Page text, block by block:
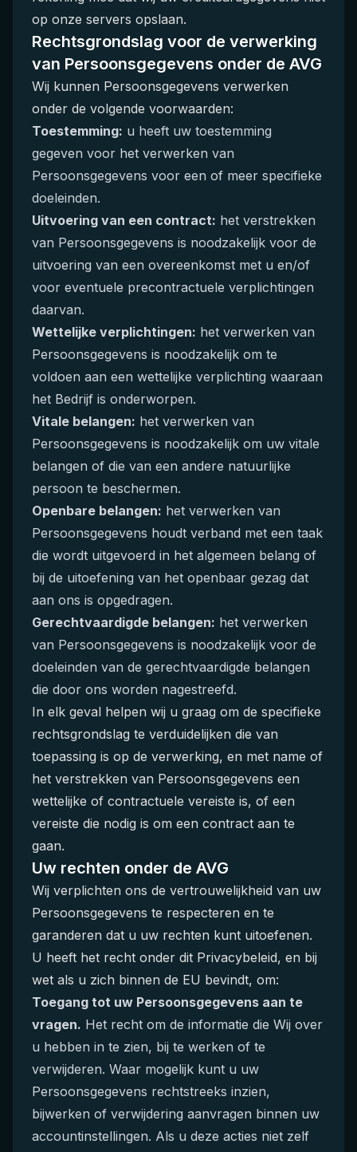
op onze servers opslaan.
Rechtsgrondslag voor de verwerking
van Persoonsgegevens onder de AVG
Wij kunnen Persoonsgegevens verwerken
onder de volgende voorwaarden:
Toestemming: u heeft uw toestemming
gegeven voor het verwerken van
Persoonsgegevens voor een of meer specifieke
doeleinden.
Uitvoering van een contract: het verstrekken
van Persoonsgegevens is noodzakelijk voor de
uitvoering van een overeenkomst met u en/of
voor eventuele precontractuele verplichtingen
daarvan.
Wettelijke verplichtingen: het verwerken van
Persoonsgegevens is noodzakelijk om te
voldoen aan een wettelijke verplichting waaraan
het Bedrijf is onderworpen.
Vitale belangen: het verwerken van
Persoonsgegevens is noodzakelijk om uw vitale
belangen of die van een andere natuurlijke
persoon te beschermen.
Openbare belangen: het verwerken van
Persoonsgegevens houdt verband met een taak
die wordt uitgevoerd in het algemeen belang of
bij de uitoefening van het openbaar gezag dat
aan ons is opgedragen.
Gerechtvaardigde belangen: het verwerken
van Persoonsgegevens is noodzakelijk voor de
doeleinden van de gerechtvaardigde belangen
die door ons worden nagestreefd.
In elk geval helpen wij u graag om de specifieke
rechtsgrondslag te verduidelijken die van
toepassing is op de verwerking, en met name of
het verstrekken van Persoonsgegevens een
wettelijke of contractuele vereiste is, of een
vereiste die nodig is om een contract aan te
gaan.
Uw rechten onder de AVG
Wij verplichten ons de vertrouwelijkheid van uw
Persoonsgegevens te respecteren en te
garanderen dat u uw rechten kunt uitoefenen.
U heeft het recht onder dit Privacybeleid, en bij
wet als u zich binnen de EU bevindt, om:
Toegang tot uw Persoonsgegevens aan te
vragen. Het recht om de informatie die Wij over
u hebben in te zien, bij te werken of te
verwijderen. Waar mogelijk kunt u uw
Persoonsgegevens rechtstreeks inzien,
bijwerken of verwijdering aanvragen binnen uw
accountinstellingen. Als u deze acties niet zelf